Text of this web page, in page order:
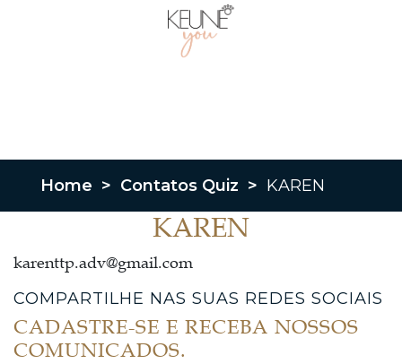
Home > Contatos Quiz > KAREN
KAREN
karenttp.adv@gmail.com
COMPARTILHE NAS SUAS REDES SOCIAIS
CADASTRE-SE E RECEBA NOSSOS
COMUNICADOS.